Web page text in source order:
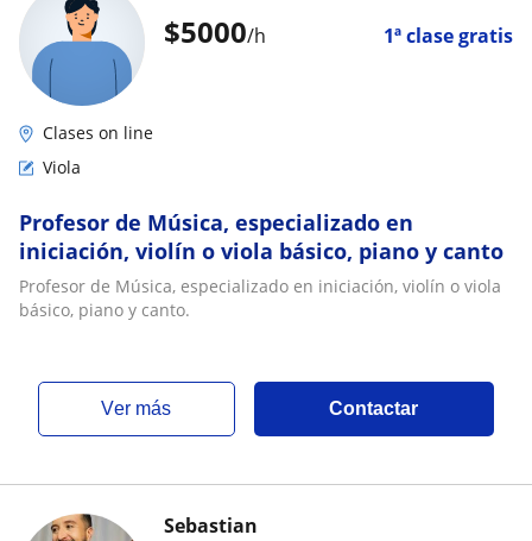
$5000/h 1ª clase gratis
Clases on line
Viola
Profesor de Música, especializado en
iniciación, violín o viola básico, piano y canto
Profesor de Música, especializado en iniciación, violín o viola
básico, piano y canto.
ver más Contactar
Sebastian